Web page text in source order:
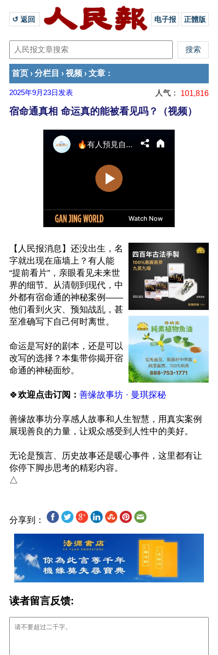
↺ 返回 电子报 正體版
首页 › 分栏目 › 视频 › 文章 ：
2025年9月23日 发表 人气： 101,816
宿命通真相 命运真的能被看见吗？（视频）
【人民报消息】还没出生，名
字就出现在庙墙上？有人能
“提前看片”，亲眼看见未来世
界的细节。从清朝到现代，中
外都有宿命通的神秘案例——
他们看到火灾、预知战乱，甚
至准确写下自己何时离世。
命运是写好的剧本，还是可以
改写的选择？本集带你揭开宿
命通的神秘面纱。
🍀欢迎点击订阅： 善缘故事坊 · 曼琪探秘
善缘故事坊分享感人故事和人生智慧，用真实案例
展现善良的力量，让观众感受到人性中的美好。
无论是预言、历史故事还是暖心事件，这里都有让
你停下脚步思考的精彩内容。
分享到：
读者留言反馈: